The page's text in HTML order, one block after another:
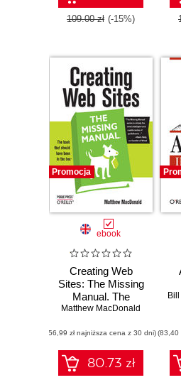
109.00 zł (-15%)
Promocja
ebook
Creating Web
Sites: The Missing
Manual. The
Missing Manual
Matthew MacDonald
(56,99 zł najniższa cena z 30 dni)
80.73 zł
(83,40